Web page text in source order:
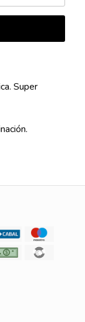
Super